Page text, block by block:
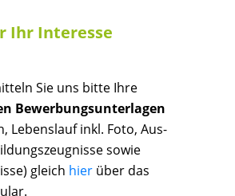
Ihr Interesse
Sie uns bitte Ihre
Bewerbungsunterlagen
Lebenslauf inkl. Foto, Aus-
sowie
gleich hier über das